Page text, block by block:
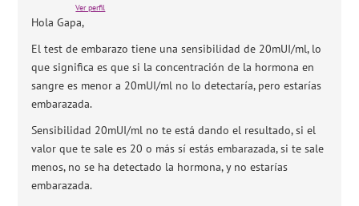
Ver perfil
Hola Gapa,
El test de embarazo tiene una sensibilidad de 20mUI/ml, lo
que significa es que si la concentración de la hormona en
sangre es menor a 20mUI/ml no lo detectaría, pero estarías
embarazada.
Sensibilidad 20mUI/ml no te está dando el resultado, si el
valor que te sale es 20 o más sí estás embarazada, si te sale
menos, no se ha detectado la hormona, y no estarías
embarazada.